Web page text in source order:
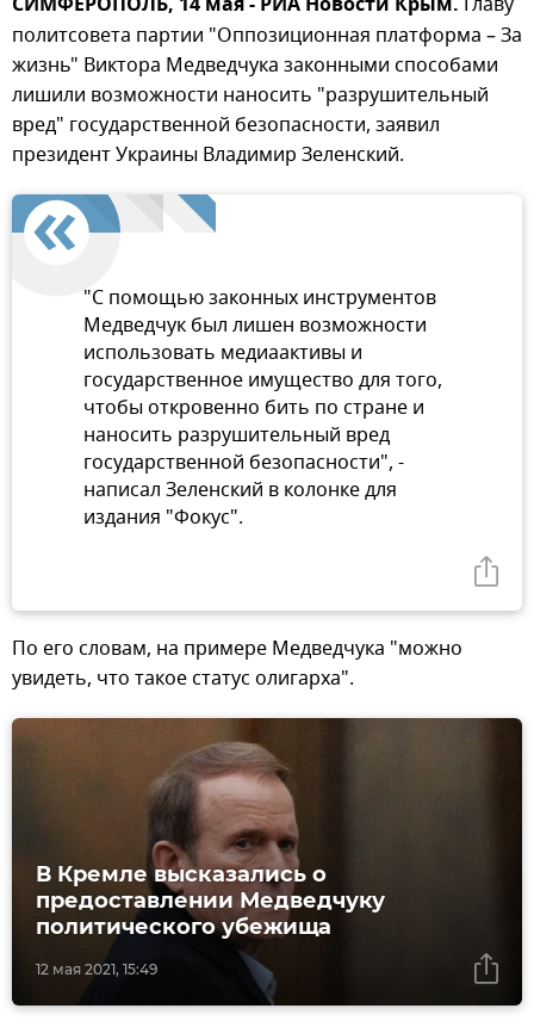
политсовета партии "Оппозиционная платформа – За
жизнь" Виктора Медведчука законными способами
лишили возможности наносить "разрушительный
вред" государственной безопасности, заявил
президент Украины Владимир Зеленский.
"С помощью законных инструментов
Медведчук был лишен возможности
использовать медиаактивы и
государственное имущество для того,
чтобы откровенно бить по стране и
наносить разрушительный вред
государственной безопасности", -
написал Зеленский в колонке для
издания "Фокус".
По его словам, на примере Медведчука "можно
увидеть, что такое статус олигарха".
12 мая 2021, 15:49
В Кремле высказались о
предоставлении Медведчуку
политического убежища